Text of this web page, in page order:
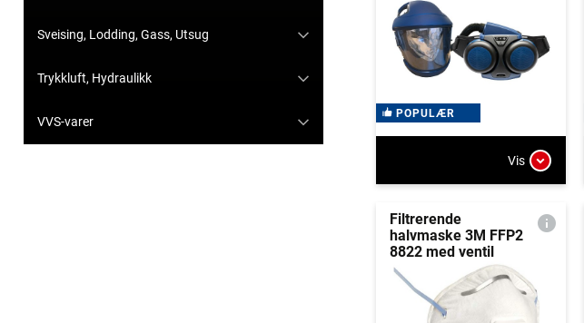
Sveising, Lodding, Gass, Utsug
Trykkluft, Hydraulikk
VVS-varer
POPULÆR
Vis
Filtrerende
halvmaske 3M FFP2
8822 med ventil